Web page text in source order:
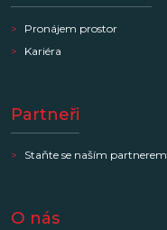
Pronájem prostor
Kariéra
Partneři
Staňte se naším partnerem
O nás